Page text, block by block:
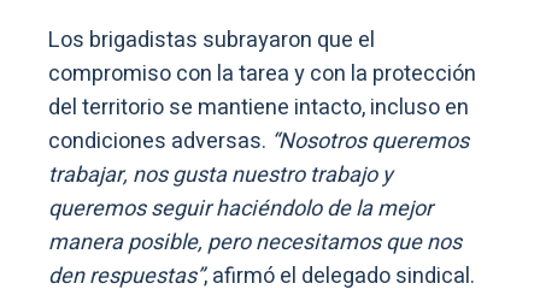
Los brigadistas subrayaron que el
compromiso con la tarea y con la protección
del territorio se mantiene intacto, incluso en
condiciones adversas. “Nosotros queremos
trabajar, nos gusta nuestro trabajo y
queremos seguir haciéndolo de la mejor
manera posible, pero necesitamos que nos
den respuestas”, afirmó el delegado sindical.